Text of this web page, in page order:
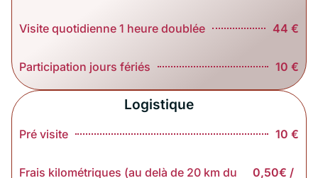
Visite quotidienne 1 heure doublée 44 €
Participation jours fériés 10 €
Logistique
Pré visite 10 €
Frais kilométriques (au delà de 20 km du
0,50€ /